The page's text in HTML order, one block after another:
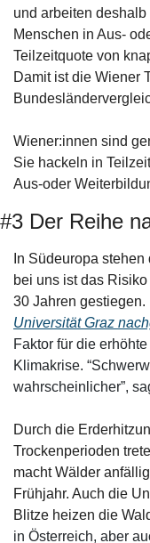
und arbeiten
Menschen in Aus-
Teilzeitquote von
Damit ist die Wiener
Wiener:innen sind
Sie hackeln in
Aus-oder
#3 Der Reihe
In Südeuropa
bei uns ist das
Universität Graz
Faktor für die
Klimakrise.
wahrscheinlicher”,
Durch die
Trockenperioden
macht Wälder
Frühjahr. Auch die
Blitze heizen die
in Österreich, aber